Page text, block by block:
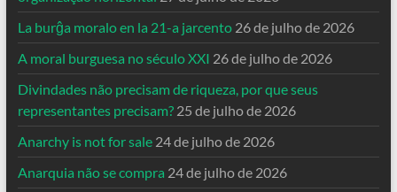
La burĝa moralo en la 21-a jarcento 26 de julho de 2026
A moral burguesa no século XXI 26 de julho de 2026
Divindades não precisam de riqueza, por que seus
representantes precisam? 25 de julho de 2026
Anarchy is not for sale 24 de julho de 2026
Anarquia não se compra 24 de julho de 2026